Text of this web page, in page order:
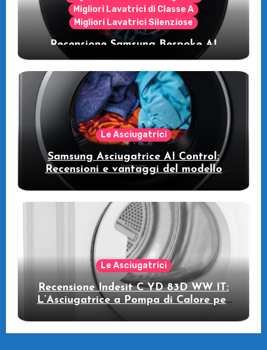
Migliori Lavatrici di Classe A
Migliori Lavatrici Silenziose
Recensione Samsung Bespoke AI
WW11DB7B94GE/U3: la lavatrice
intelligente che fa risparmiare
Le Asciugatrici
Samsung Asciugatrice AI Control:
Recensioni e vantaggi del modello
Le Asciugatrici
Recensione Indesit C YD 83D WW IT:
L’Asciugatrice a Pompa di Calore per
il Tuo Benessere